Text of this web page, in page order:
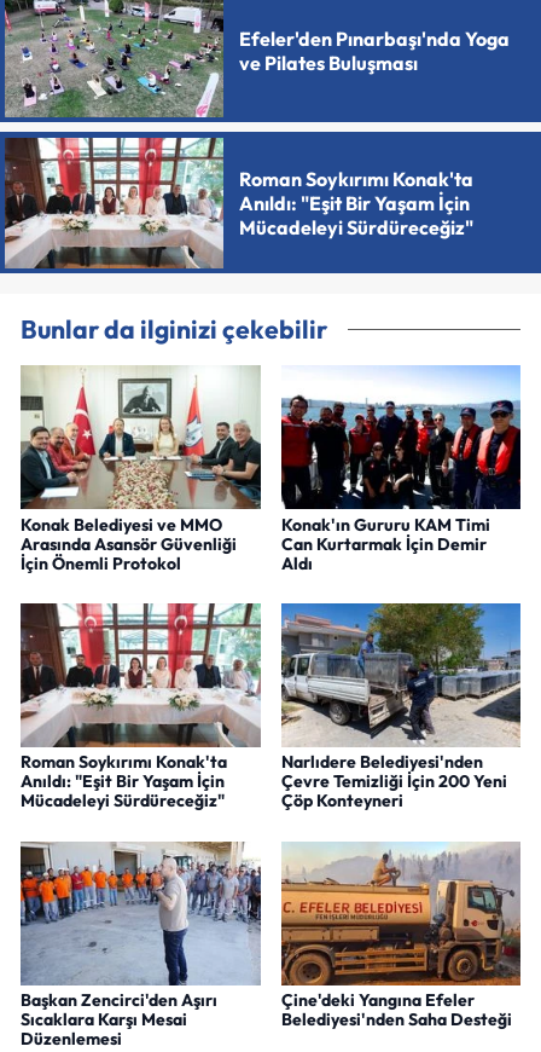
Efeler'den Pınarbaşı'nda Yoga
ve Pilates Buluşması
Roman Soykırımı Konak'ta
Anıldı: "Eşit Bir Yaşam İçin
Mücadeleyi Sürdüreceğiz"
Bunlar da ilginizi çekebilir
Konak Belediyesi ve MMO
Arasında Asansör Güvenliği
İçin Önemli Protokol
Konak'ın Gururu KAM Timi
Can Kurtarmak İçin Demir
Aldı
Roman Soykırımı Konak'ta
Anıldı: "Eşit Bir Yaşam İçin
Mücadeleyi Sürdüreceğiz"
Narlıdere Belediyesi'nden
Çevre Temizliği İçin 200 Yeni
Çöp Konteyneri
Başkan Zencirci'den Aşırı
Sıcaklara Karşı Mesai
Düzenlemesi
Çine'deki Yangına Efeler
Belediyesi'nden Saha Desteği